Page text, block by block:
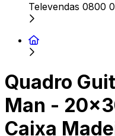
Televendas 0800
Quadro
Man -
Caixa